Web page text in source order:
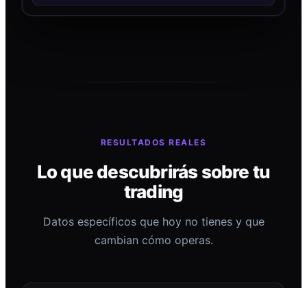
RESULTADOS REALES
Lo que descubrirás sobre tu
trading
Datos específicos que hoy no tienes y que
cambian cómo operas.